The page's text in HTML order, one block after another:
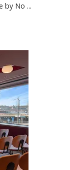
by No ...